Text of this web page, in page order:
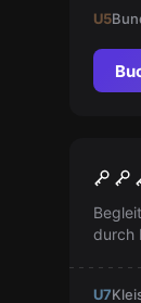
der
U5
durch
seit
U7